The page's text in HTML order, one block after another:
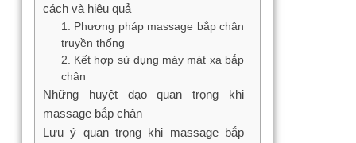
cách và hiệu quả
1. Phương pháp massage bắp chân
truyền thống
2. Kết hợp sử dụng máy mát xa bắp
chân
Những huyệt đạo quan trọng khi
massage bắp chân
Lưu ý quan trọng khi massage bắp